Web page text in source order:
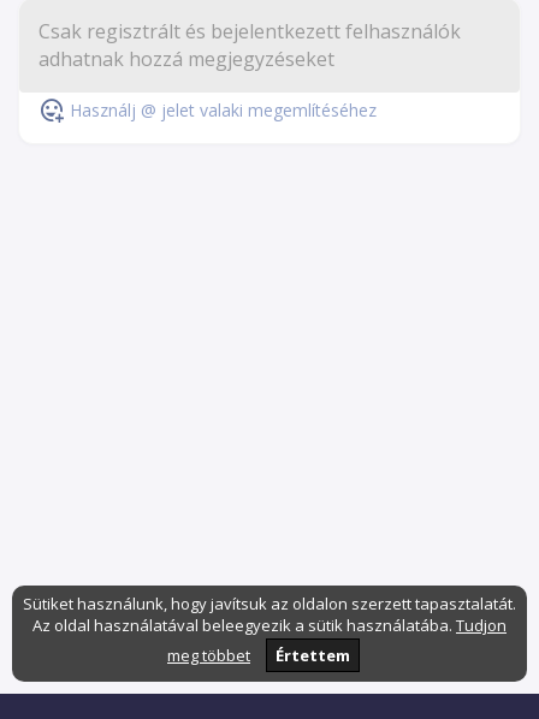
Használj @ jelet valaki megemlítéséhez
Sütiket használunk, hogy javítsuk az oldalon szerzett tapasztalatát.
Az oldal használatával beleegyezik a sütik használatába. Tudjon
meg többet
Értettem